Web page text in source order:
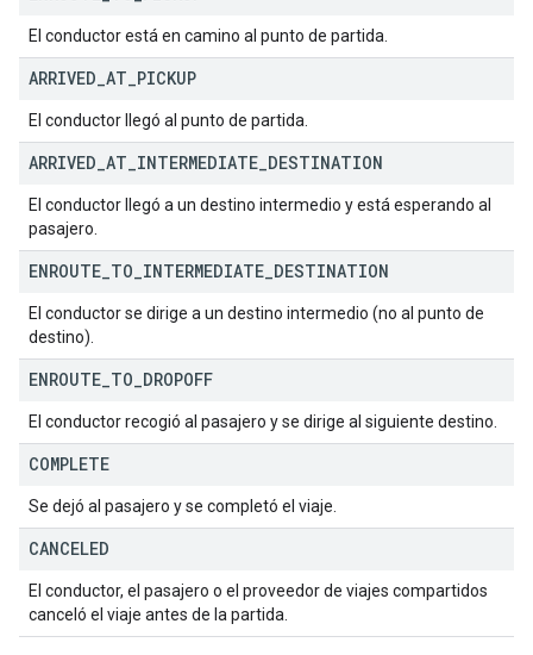
El conductor está en camino al punto de partida.
ARRIVED AT PICKUP
El conductor llegó al punto de partida.
ARRIVED AT INTERMEDIATE DESTINATION
El conductor llegó a un destino intermedio y está esperando al
pasajero.
ENROUTE TO INTERMEDIATE DESTINATION
El conductor se dirige a un destino intermedio (no al punto de
destino).
ENROUTE TO DROPOFF
El conductor recogió al pasajero y se dirige al siguiente destino.
COMPLETE
Se dejó al pasajero y se completó el viaje.
CANCELED
El conductor, el pasajero o el proveedor de viajes compartidos
canceló el viaje antes de la partida.